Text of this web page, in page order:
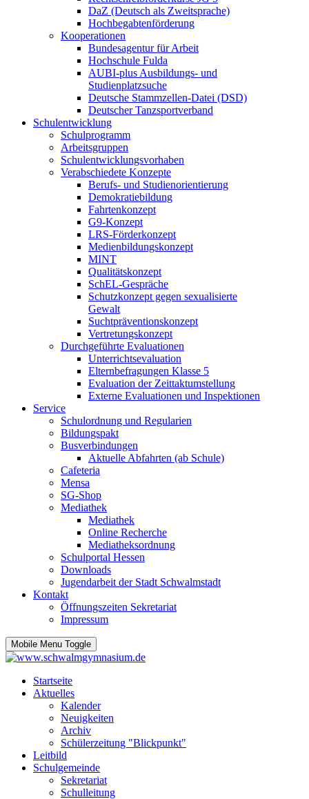
DaZ (Deutsch als Zweitsprache)
Hochbegabtenförderung
Kooperationen
Bundesagentur für Arbeit
Hochschule Fulda
AUBI-plus Ausbildungs- und
Studienplatzsuche
Deutsche Stammzellen-Datei (DSD)
Deutscher Tanzsportverband
Schulentwicklung
Schulprogramm
Arbeitsgruppen
Schulentwicklungsvorhaben
Verabschiedete Konzepte
Berufs- und Studienorientierung
Demokratiebildung
Fahrtenkonzept
G9-Konzept
LRS-Förderkonzept
Medienbildungskonzept
MINT
Qualitätskonzept
SchEL-Gespräche
Schutzkonzept gegen sexualisierte
Gewalt
Suchtpräventionskonzept
Vertretungskonzept
Durchgeführte Evaluationen
Unterrichtsevaluation
Elternbefragungen Klasse 5
Evaluation der Zeittaktumstellung
Externe Evaluationen und Inspektionen
Service
Schulordnung und Regularien
Bildungspakt
Busverbindungen
Aktuelle Abfahrten (ab Schule)
Cafeteria
Mensa
SG-Shop
Mediathek
Mediathek
Online Recherche
Mediatheksordnung
Schulportal Hessen
Downloads
Jugendarbeit der Stadt Schwalmstadt
Kontakt
Öffnungszeiten Sekretariat
Impressum
Mobile Menu Toggle
Startseite
Aktuelles
Kalender
Neuigkeiten
Archiv
Schülerzeitung "Blickpunkt"
Leitbild
Schulgemeinde
Sekretariat
Schulleitung